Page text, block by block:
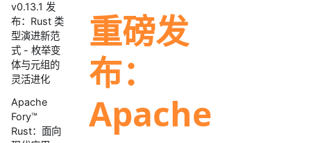
v0.13.1 发
布：Rust 类
型演进新范
式 - 枚举变
体与元组的
灵活进化
Apache
Fory™
Rust：面向
重磅发
布：
Apache